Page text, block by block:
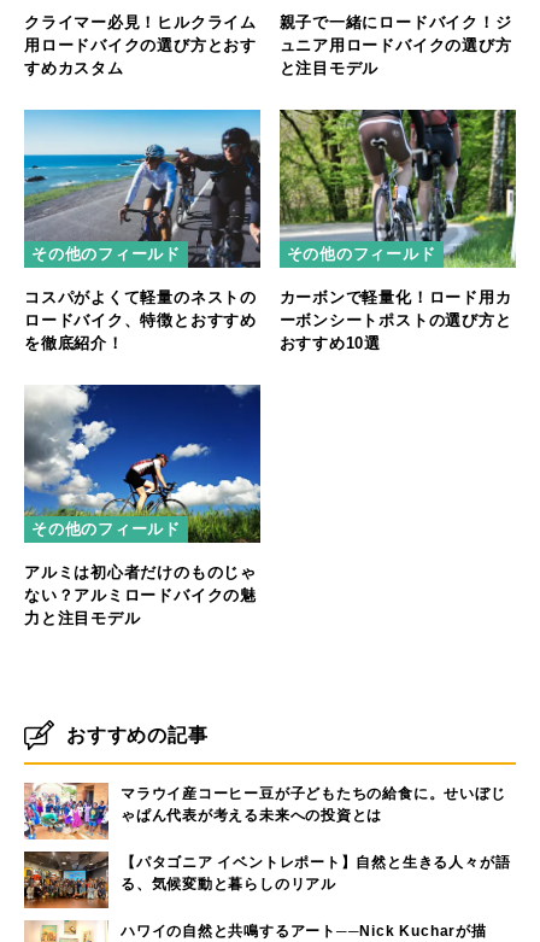
クライマー必見！ヒルクライム
用ロードバイクの選び方とおす
すめカスタム
親子で一緒にロードバイク！ジ
ュニア用ロードバイクの選び方
と注目モデル
その他のフィールド
コスパがよくて軽量のネストの
ロードバイク、特徴とおすすめ
を徹底紹介！
その他のフィールド
カーボンで軽量化！ロード用カ
ーボンシートポストの選び方と
おすすめ10選
その他のフィールド
アルミは初心者だけのものじゃ
ない？アルミロードバイクの魅
力と注目モデル
おすすめの記事
マラウイ産コーヒー豆が子どもたちの給食に。せいぼじ
ゃぱん代表が考える未来への投資とは
【パタゴニア イベントレポート】自然と生きる人々が語
る、気候変動と暮らしのリアル
ハワイの自然と共鳴するアート──Nick Kucharが描